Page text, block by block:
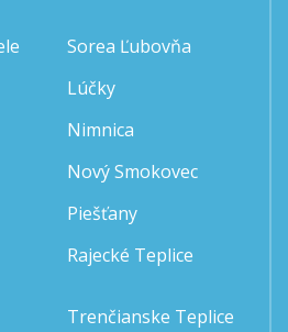
Sorea Ľubovňa
Lúčky
Nimnica
Nový Smokovec
Piešťany
Rajecké Teplice
Trenčianske Teplice